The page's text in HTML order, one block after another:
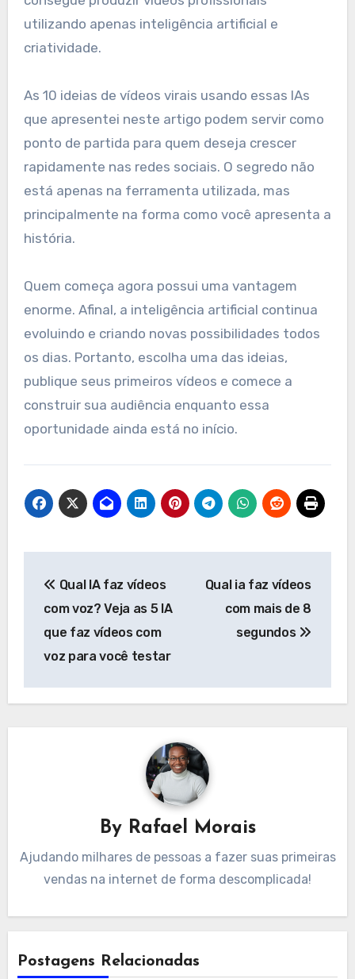
utilizando apenas inteligência artificial e
criatividade.
As 10 ideias de vídeos virais usando essas IAs
que apresentei neste artigo podem servir como
ponto de partida para quem deseja crescer
rapidamente nas redes sociais. O segredo não
está apenas na ferramenta utilizada, mas
principalmente na forma como você apresenta a
história.
Quem começa agora possui uma vantagem
enorme. Afinal, a inteligência artificial continua
evoluindo e criando novas possibilidades todos
os dias. Portanto, escolha uma das ideias,
publique seus primeiros vídeos e comece a
construir sua audiência enquanto essa
oportunidade ainda está no início.
de
Post
Qual IA faz vídeos
com voz? Veja as 5 IA
que faz vídeos com
voz para você testar
Qual ia faz vídeos
com mais de 8
segundos
By Rafael Morais
Ajudando milhares de pessoas a fazer suas primeiras
vendas na internet de forma descomplicada!
Postagens Relacionadas